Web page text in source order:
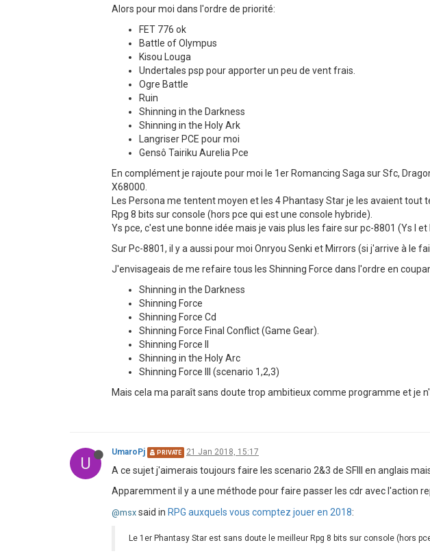
Alors pour moi dans l'ordre de priorité:
FET 776 ok
Battle of Olympus
Kisou Louga
Undertales psp pour apporter un peu de vent frais.
Ogre Battle
Ruin
Shinning in the Darkness
Shinning in the Holy Ark
Langriser PCE pour moi
Gensô Tairiku Aurelia Pce
En complément je rajoute pour moi le 1er Romancing Saga sur Sfc,
X68000.
Les Persona me tentent moyen et les 4 Phantasy Star je les avaient
Rpg 8 bits sur console (hors pce qui est une console hybride).
Ys pce, c'est une bonne idée mais je vais plus les faire sur pc-8801 (Ys I et
Sur Pc-8801, il y a aussi pour moi Onryou Senki et Mirrors (si j'arrive à le
J'envisageais de me refaire tous les Shinning Force dans l'ordre en
Shinning in the Darkness
Shinning Force
Shinning Force Cd
Shinning Force Final Conflict (Game Gear).
Shinning Force II
Shinning in the Holy Arc
Shinning Force III (scenario 1,2,3)
Mais cela ma paraît sans doute trop ambitieux comme programme et je
U
UmaroPj PRIVATE 21 Jan 2018, 15:17
A ce sujet j'aimerais toujours faire les scenario 2&3 de SFIII en anglais
Apparemment il y a une méthode pour faire passer les cdr avec l'action
@msx said in RPG auxquels vous comptez jouer en 2018:
Le 1er Phantasy Star est sans doute le meilleur Rpg 8 bits sur console (hors